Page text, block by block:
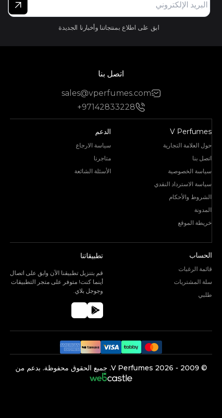
ابق على اطلاع بمنتجاتنا وأخبارنا الجديدة
اتصل بنا
sales@vperfumes.com
+97142833228
V Perfumes
حول العلامة التجارية
اتصل بنا
سياسة الخصوصية
سياسة الاسترداد النقدي
الشروط والأحكام
المدونة
خريطة الموقع
الدعم
سياسة الارجاع
متاجرنا
الأسئلة الشائعة
الحساب
قائمة الرغبات
سلة المشتريات
طلبي
تطبيقاتنا
قم بتنزيل تطبيقنا الآن وابق على اتصال
أينما كنت! متوفر على متجر التطبيقات
وجوجل بلاي.
©️ 2009 -
2026 جميع الحقوق محفوظة. بدعم من